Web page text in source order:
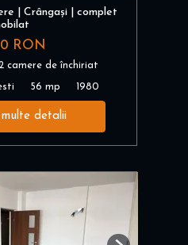
| Crângași | complet
RON
camere de închiriat
56 mp 1980
multe detalii